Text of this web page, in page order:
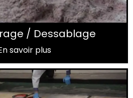
/ Dessablage
savoir plus